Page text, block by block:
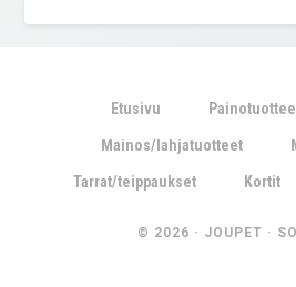
Etusivu
Mainos/lahjatuotteet
Tarrat/teippaukset Kortit
© 2026 · JOUPET ·